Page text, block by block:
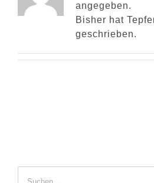
angegeben.
Bisher hat
geschrieben.